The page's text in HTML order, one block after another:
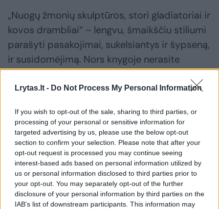
Lrytas.lt - Do Not Process My Personal Information
If you wish to opt-out of the sale, sharing to third parties, or
processing of your personal or sensitive information for
targeted advertising by us, please use the below opt-out
section to confirm your selection. Please note that after your
opt-out request is processed you may continue seeing
interest-based ads based on personal information utilized by
us or personal information disclosed to third parties prior to
your opt-out. You may separately opt-out of the further
disclosure of your personal information by third parties on the
IAB’s list of downstream participants. This information may
„Nuogų žmonių skulptūros, stori gladiatoriai ir
kovos drambliai“ – lengvu, šmaikščiu stiliumi
parašyti pasakojimai, sukelsiantys ir šypseną,
ir susidomėjimą. Nors knygoje nerasite
išsamių tyrimų apie tai, kaip Antikos žmonės
skutosi barzdas, kodėl visada sportuodavo
vaizduojamas be drabužių, neabejotina –
gausite nepakartojamos vaizduotės, humoro
ir antropologinių žinių dozę.
Kviečiame skaityti knygos ištrauką.